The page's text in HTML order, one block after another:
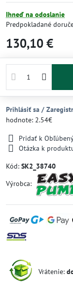
Ihneď na odoslanie
Predpokladané
130,10 €
Prihlásiť sa /
hodnote: 2.54€
Pridať k
Otázka k
Kód: SK2_38740
Výrobca:
Vrátenie: